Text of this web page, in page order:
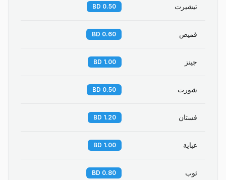
تيشيرت 0.50 BD
قميص 0.60 BD
جينز 1.00 BD
شورت 0.50 BD
فستان 1.20 BD
عباية 1.00 BD
ثوب 0.80 BD